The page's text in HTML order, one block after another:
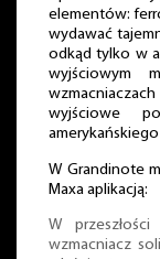
elementów:
wydawać
odkąd tylko w
wyjściowym
wyjściowe
amerykańskiego
W Grandinote
Maxa aplikacją:
W
wzmacniacz